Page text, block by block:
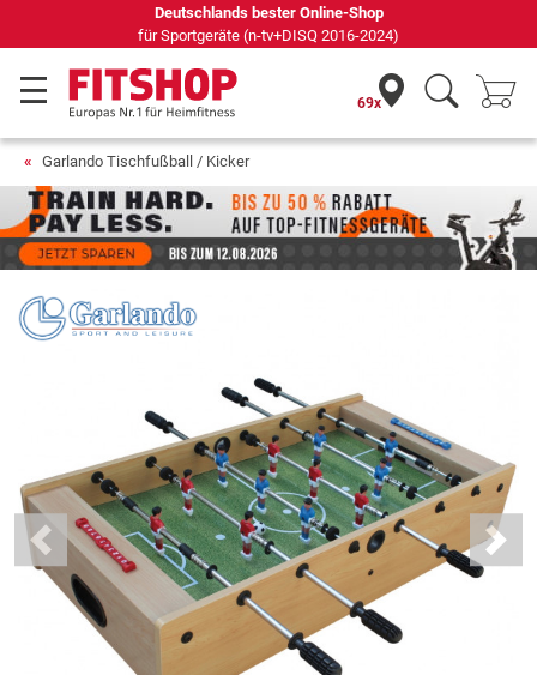
Deutschlands bester Online-Shop
für Sportgeräte (n-tv+DISQ 2016-2024)
69x
Garlando Tischfußball / Kicker
Previous Next